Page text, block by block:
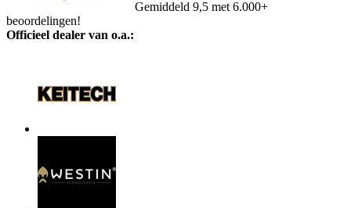
Gemiddeld 9,5 met 6.000+
beoordelingen!
Officieel dealer van o.a.: